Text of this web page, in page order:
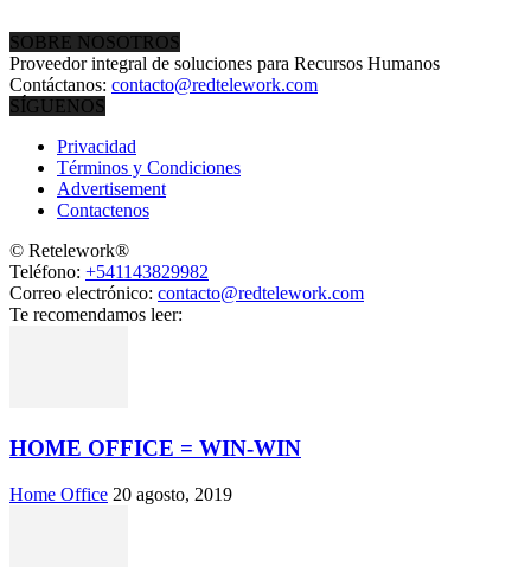
SOBRE NOSOTROS
Proveedor integral de soluciones para Recursos Humanos
Contáctanos: contacto@redtelework.com
SÍGUENOS
Privacidad
Términos y Condiciones
Advertisement
Contactenos
© Retelework®
Teléfono: +541143829982
Correo electrónico: contacto@redtelework.com
Te recomendamos leer:
HOME OFFICE = WIN-WIN
Home Office 20 agosto, 2019